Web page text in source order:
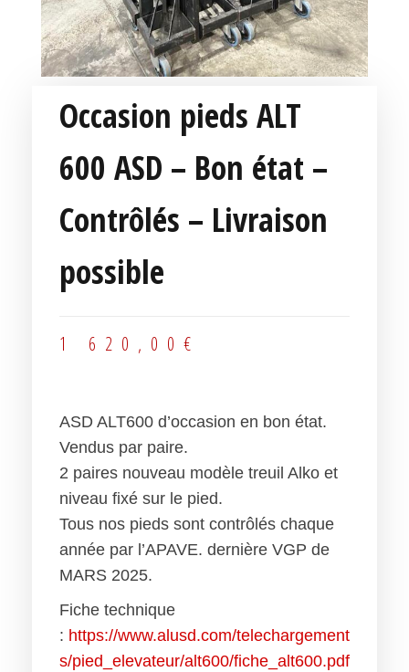
Occasion pieds ALT
600 ASD – Bon état –
Contrôlés – Livraison
possible
1 620,00 €
ASD ALT600 d’occasion en bon état.
Vendus par paire.
2 paires nouveau modèle treuil Alko et
niveau fixé sur le pied.
Tous nos pieds sont contrôlés chaque
année par l’APAVE. dernière VGP de
MARS 2025.
Fiche technique
: https://www.alusd.com/telechargement
s/pied_elevateur/alt600/fiche_alt600.pdf